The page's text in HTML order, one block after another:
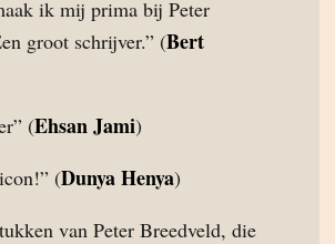
ik mij prima bij Peter
groot schrijver.” (Bert
(Ehsan Jami)
(Dunya Henya)
van Peter Breedveld, die